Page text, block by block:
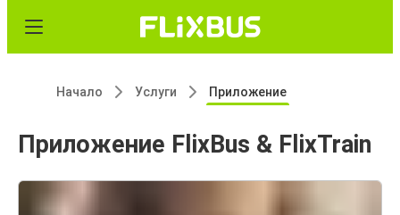
Начало Услуги Приложение
Приложение FlixBus & FlixTrain